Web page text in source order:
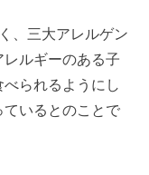
、三大アレルゲン
レルギーのある子
られるようにし
いるとのことで